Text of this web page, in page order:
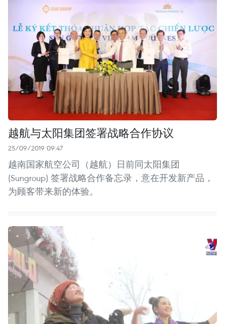
越航与太阳集团签署战略合作协议
25/09/2019 09:47
越南国家航空公司（越航）日前同太阳集团
(Sungroup) 签署战略合作备忘录，意在开发新产品，
为顾客带来新的体验。